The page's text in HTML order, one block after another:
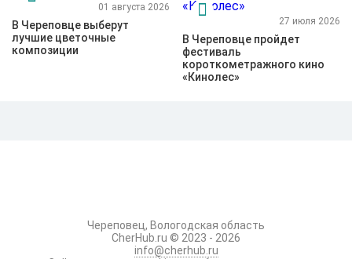
01 августа 2026
В Череповце выберут
лучшие цветочные
композиции
27 июля 2026
В Череповце пройдет
фестиваль
короткометражного кино
«Кинолес»
Череповец, Вологодская область
CherHub.ru © 2023 - 2026
info@cherhub.ru